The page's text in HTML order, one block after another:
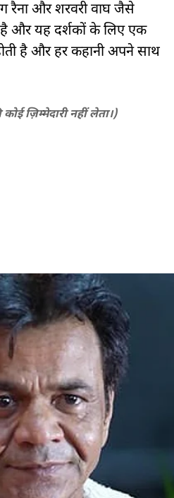
रैना और शरवरी वाघ जैसे
और यह दर्शकों के लिए एक
है और हर कहानी अपने साथ
ज़िम्मेदारी नहीं लेता।)